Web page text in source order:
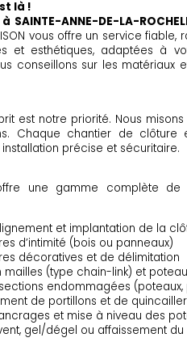
là !
à SAINTE-ANNE-DE-LA-
vous offre un service
et esthétiques, adaptées à
conseillons sur les
est notre priorité. Nous
Chaque chantier de
précise et sécuritaire.
offre une gamme complète
et implantation de la
d’intimité (bois ou panneaux)
décoratives et de délimitation
mailles (type chain-link) et
endommagées (poteaux,
de portillons et de
et mise à niveau des
gel/dégel ou affaissement du